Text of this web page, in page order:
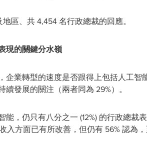
區、共 4,454 名行政總裁的回應。
現的關鍵分水嶺
企業轉型的速度是否跟得上包括人工智
發展的關注（兩者同為 29%）。
，仍只有八分之一 (12%) 的行政總裁
入方面已有所改善，但仍有 56% 認為